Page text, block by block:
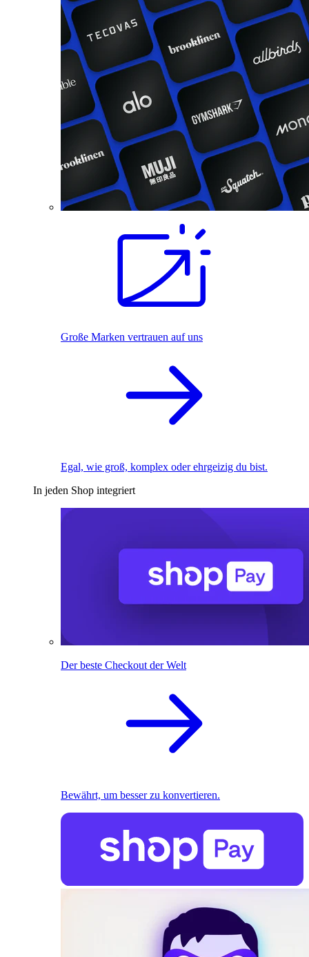
Große Marken vertrauen auf uns
Egal, wie groß, komplex oder ehrgeizig du bist.
In jeden Shop integriert
Der beste Checkout der Welt
Bewährt, um besser zu konvertieren.